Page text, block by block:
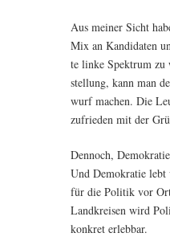
Aus mei­ner Sicht
Mix an Kan­di­da­ten
te lin­ke Spek­trum
stel­lung, kann man
wurf machen. Die
zufrie­den mit der
Den­noch,
Und Demo­kra­tie lebt
für die Poli­tik vor
Land­krei­sen wird
kon­kret erlebbar.